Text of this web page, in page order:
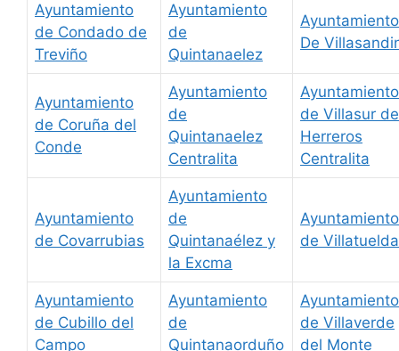
Ayuntamiento
de Condado de
Treviño
Ayuntamiento
de
Quintanaelez
Ayuntamiento
De
Ayuntamiento
de Coruña del
Conde
Ayuntamiento
de
Quintanaelez
Centralita
Ayuntamiento
de Villasur de
Herreros
Centralita
Ayuntamiento
de Covarrubias
Ayuntamiento
de
Quintanaélez y
la Excma
Ayuntamiento
de Villatuelda
Ayuntamiento
de Cubillo del
Campo
Ayuntamiento
de
Quintanaorduño
Ayuntamiento
de Villaverde
del Monte